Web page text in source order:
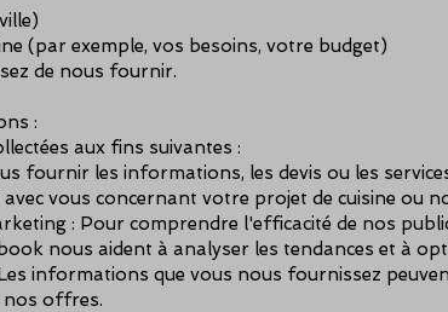
(par exemple, vos besoins, votre budget)
de nous fournir.
:
aux fins suivantes :
fournir les informations, les devis ou les
vous concernant votre projet de cuisine ou
: Pour comprendre l'efficacité de nos
nous aident à analyser les tendances et à
informations que vous nous fournissez
nos offres.